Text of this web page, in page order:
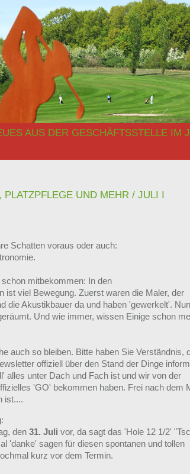
AUS DER GESCHÄFTSSTELLE IM
PLATZPFLEGE UND MEHR / JULI I
Schatten voraus oder auch:
mitbekommen: In den
ist viel Bewegung. Zuerst waren die Maler, der
die Akustikbauer da und haben 'gewerkelt'.
Und wie immer, wissen Einige schon
auch so bleiben. Bitte haben Sie Verständnis,
offiziell über den Stand der Dinge
alles unter Dach und Fach ist und wir von der
'GO' bekommen haben. Frei nach dem
ist....
den 31. Juli vor, da sagt das 'Hole 12 1/2'
'danke' sagen für diesen spontanen und tollen
kurz vor dem Termin.